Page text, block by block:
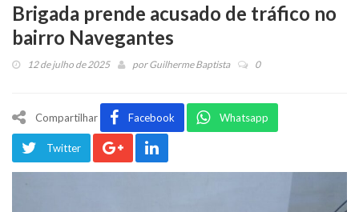
Brigada prende acusado de tráfico no
bairro Navegantes
12 de julho de 2025 porGuilherme Baptista 0
Compartilhar Facebook Whatsapp
Twitter